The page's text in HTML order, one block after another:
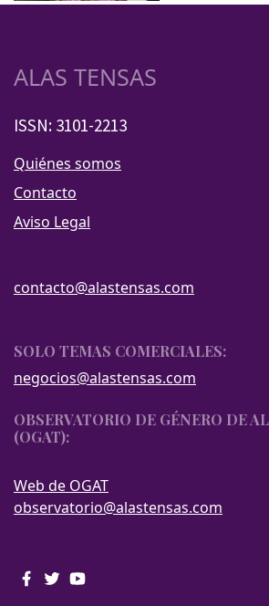
ALAS TENSAS
ISSN: 3101-2213
Quiénes somos
Contacto
Aviso Legal
contacto@alastensas.com
SOLO TEMAS COMERCIALES:
negocios@alastensas.com
OBSERVATORIO DE GÉNERO DE
(OGAT):
Web de OGAT
observatorio@alastensas.com